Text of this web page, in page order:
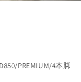
PREMIUM/4本脚